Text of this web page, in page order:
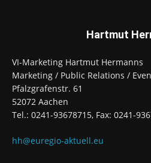
Hartmut
VI-Marketing Hartmut Hermanns
Marketing / Public Relations /
Pfalzgrafenstr. 61
52072 Aachen
Tel.: 0241-93678715, Fax: 0241-
hh@euregio-aktuell.eu